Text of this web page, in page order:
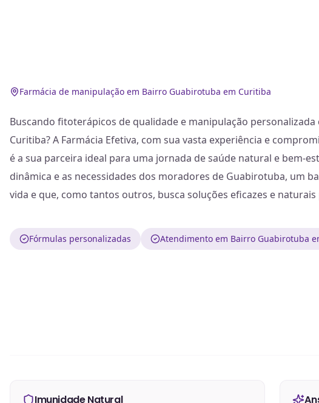
Farmácia de manipulação em Bairro Guabirotuba em Curitiba
Buscando fitoterápicos de qualidade e manipulação
Curitiba? A Farmácia Efetiva, com sua vasta experiência e
é a sua parceira ideal para uma jornada de saúde natural e bem-
dinâmica e as necessidades dos moradores de Guabirotuba, um
vida e que, como tantos outros, busca soluções eficazes e
Fórmulas personalizadas Atendimento em Bairro Guabirotuba
Imunidade Natural